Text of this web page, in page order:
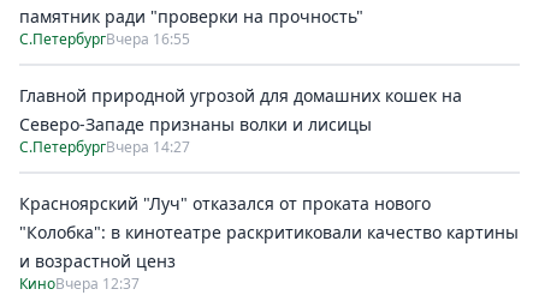
памятник ради "проверки на прочность"
С.ПетербургВчера 16:55
Главной природной угрозой для домашних кошек на
Северо-Западе признаны волки и лисицы
С.ПетербургВчера 14:27
Красноярский "Луч" отказался от проката нового
"Колобка": в кинотеатре раскритиковали качество картины
и возрастной ценз
КиноВчера 12:37